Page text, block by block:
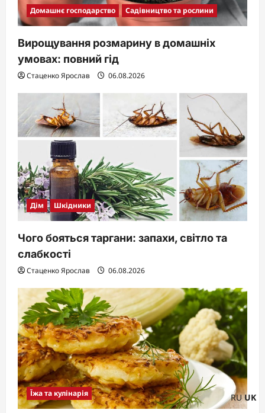
Домашнє господарство Садівництво та рослини
Вирощування розмарину в домашніх
умовах: повний гід
Стаценко Ярослав 06.08.2026
Дім Шкідники
Чого бояться таргани: запахи, світло та
слабкості
Стаценко Ярослав 06.08.2026
Їжа та кулінарія RU UK